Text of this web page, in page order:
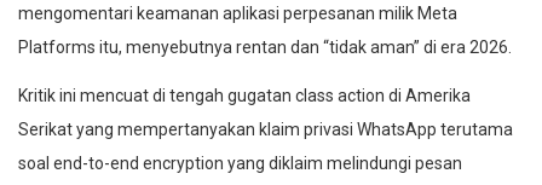
mengomentari keamanan aplikasi perpesanan milik Meta
Platforms itu, menyebutnya rentan dan “tidak aman” di era 2026.
Kritik ini mencuat di tengah gugatan class action di Amerika
Serikat yang mempertanyakan klaim privasi WhatsApp terutama
soal end-to-end encryption yang diklaim melindungi pesan